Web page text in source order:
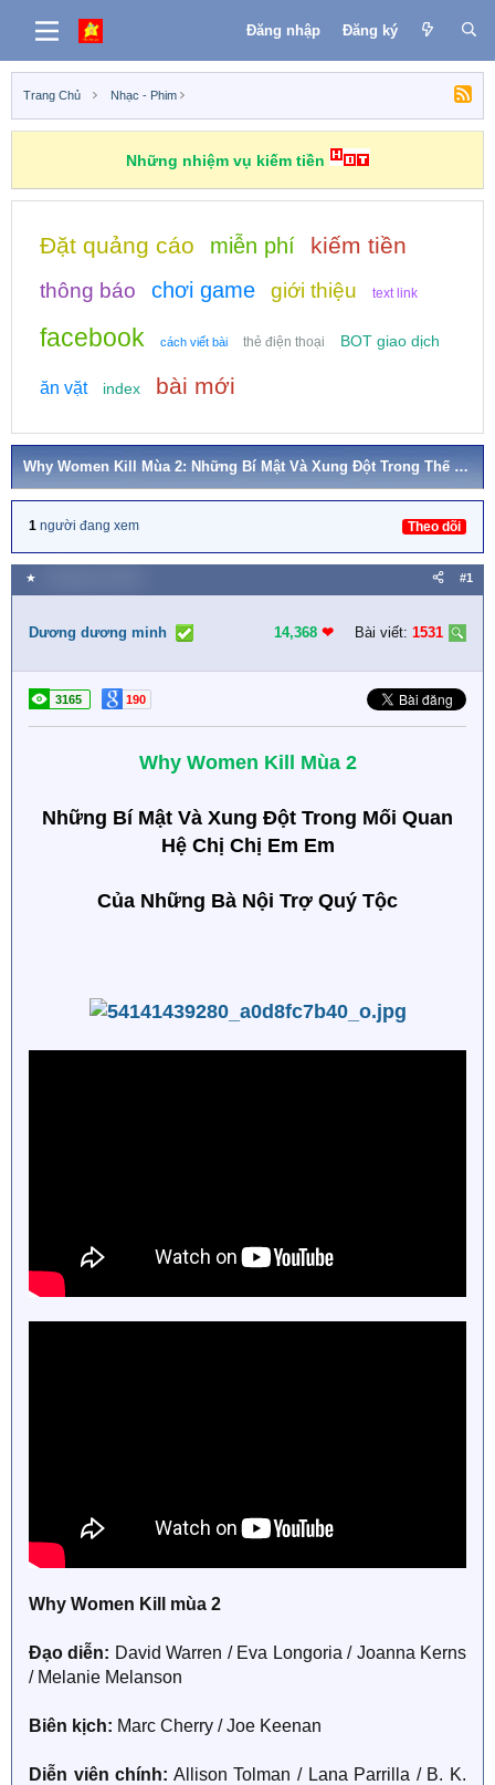
Đăng nhập Đăng ký
Trang Chủ Nhạc - Phim
Những nhiệm vụ kiếm tiền
Đặt quảng cáo miễn phí kiếm tiền
thông báo chơi game giới thiệu text link
facebook cách viết bài thẻ điện thoại BOT giao dịch
ăn vặt index bài mới
Why Women Kill Mùa 2: Những Bí Mật Và Xung Đột Trong Thế Giới Phụ Nữ
1 người đang xem Theo dõi
★ #1
Dương dương minh 14,368 ❤︎ Bài viết: 1531
3165 190
Why Women Kill Mùa 2
Những Bí Mật Và Xung Đột Trong Mối Quan
Hệ Chị Chị Em Em
Của Những Bà Nội Trợ Quý Tộc
Why Women Kill mùa 2
Đạo diễn: David Warren / Eva Longoria / Joanna Kerns
/ Melanie Melanson
Biên kịch: Marc Cherry / Joe Keenan
Diễn viên chính: Allison Tolman / Lana Parrilla / B. K.